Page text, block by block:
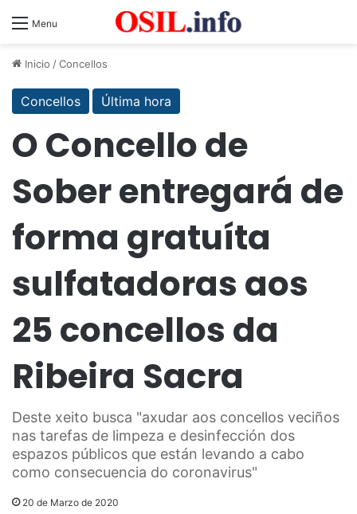
Menu
Inicio /Concellos
Concellos Última hora
O Concello de
Sober entregará de
forma gratuíta
sulfatadoras aos
25 concellos da
Ribeira Sacra
Deste xeito busca "axudar aos concellos veciños
nas tarefas de limpeza e desinfección dos
espazos públicos que están levando a cabo
como consecuencia do coronavirus"
20 de Marzo de 2020